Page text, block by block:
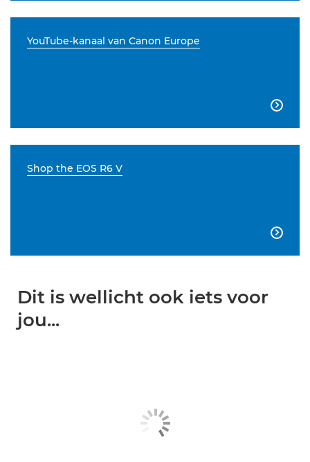
YouTube-kanaal van Canon Europe

Shop the EOS R6 V

Dit is wellicht ook iets voor
jou...